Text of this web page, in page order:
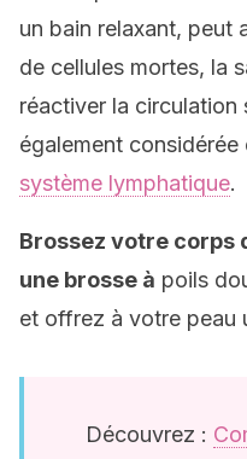
un bain relaxant, peut
de cellules mortes, la
réactiver la circulation
également
système lymphatique.
Brossez votre corps
une brosse à poils
et offrez à votre peau
Découvrez :